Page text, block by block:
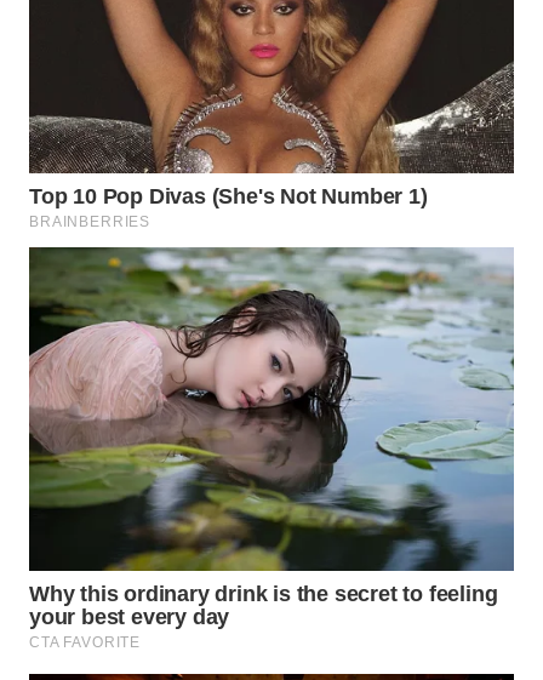
KARAWANG
WN
BOGOR
WN
DEPOK
WN
TAPANULI
UTARA
WN
SAMOSIR
PADANG
LAWAS